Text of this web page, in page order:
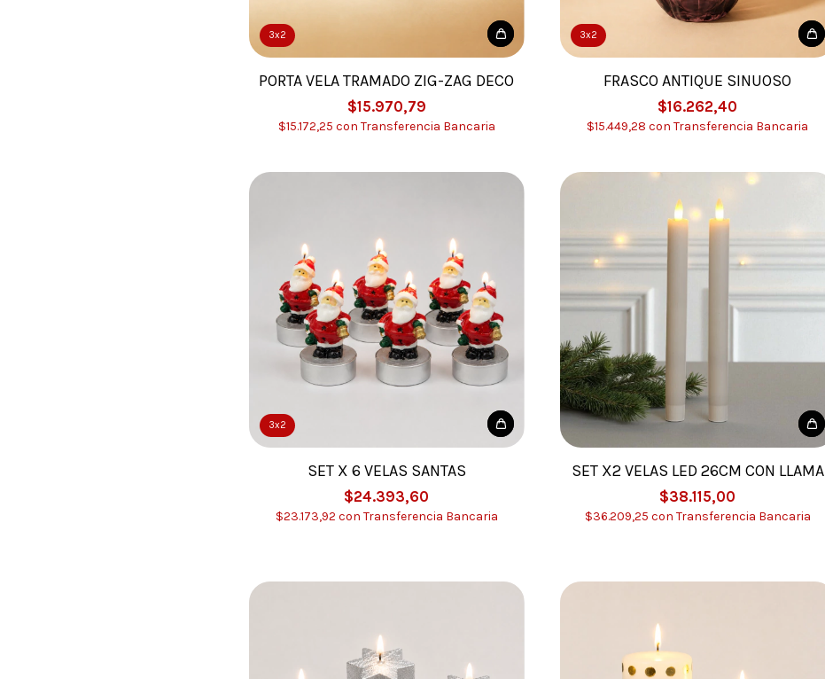
3x2
PORTA VELA TRAMADO ZIG-ZAG DECO
$15.970,79
$15.172,25 con Transferencia Bancaria
3x2
FRASCO ANTIQUE SINUOSO
$16.262,40
$15.449,28con Transferencia Bancaria
3x2
SET X 6 VELAS SANTAS
$24.393,60
$23.173,92 con Transferencia Bancaria
SET X2 VELAS LED 26CM CON LLAMA
$38.115,00
$36.209,25 con Transferencia Bancaria